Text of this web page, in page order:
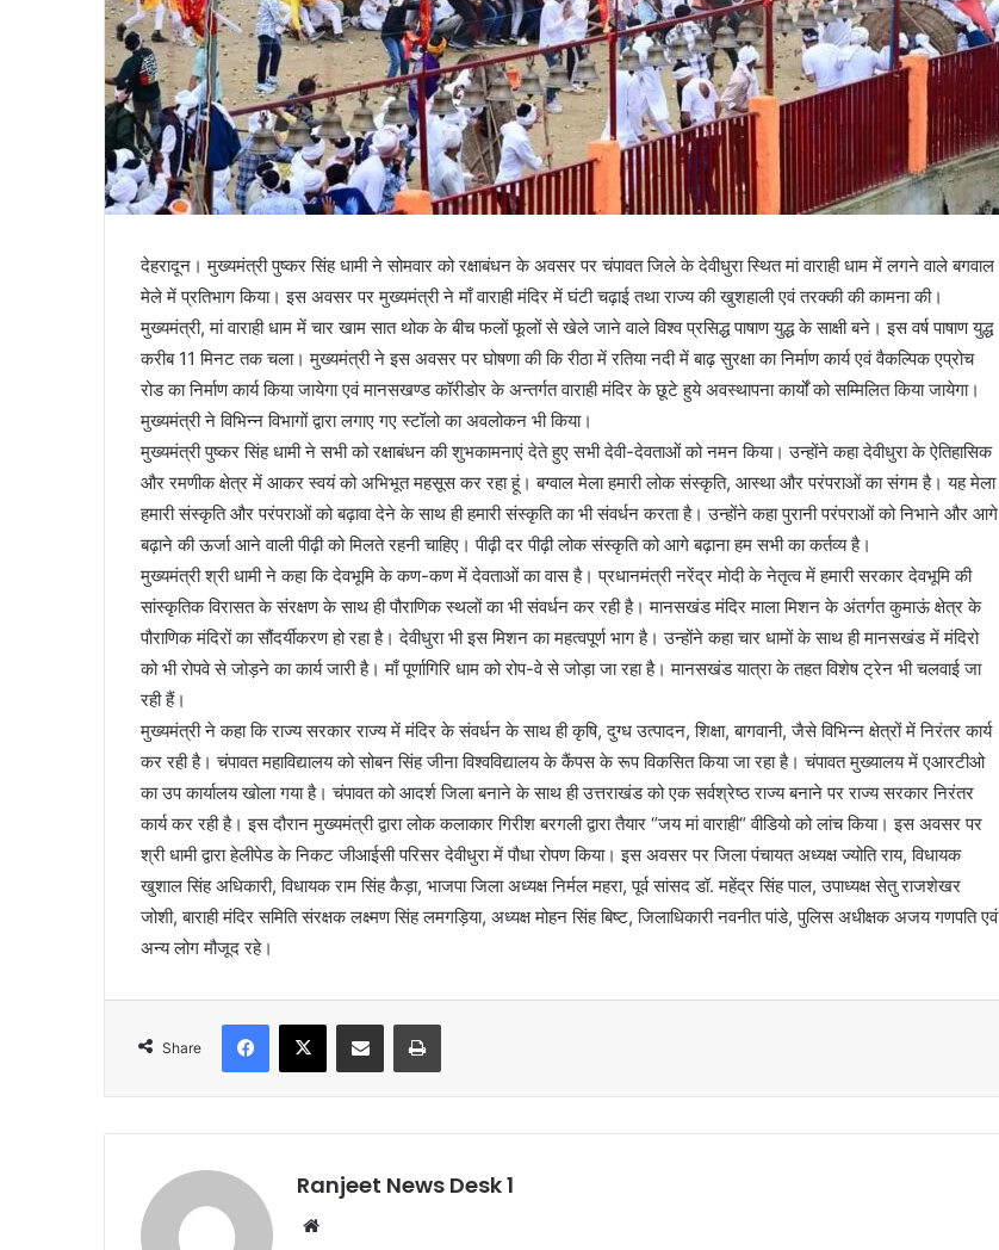
देहरादून। मुख्यमंत्री पुष्कर सिंह धामी ने सोमवार को रक्षाबंधन के अवसर पर चंपावत जिले के देवीधुरा स्थित मां वाराही धाम में लगने वाले बगवाल
मेले में प्रतिभाग किया। इस अवसर पर मुख्यमंत्री ने माँ वाराही मंदिर में घंटी चढ़ाई तथा राज्य की खुशहाली एवं तरक्की की कामना की।
मुख्यमंत्री, मां वाराही धाम में चार खाम सात थोक के बीच फलों फूलों से खेले जाने वाले विश्व प्रसिद्ध पाषाण युद्ध के साक्षी बने। इस वर्ष पाषाण युद्ध
करीब 11 मिनट तक चला। मुख्यमंत्री ने इस अवसर पर घोषणा की कि रीठा में रतिया नदी में बाढ़ सुरक्षा का निर्माण कार्य एवं वैकल्पिक एप्रोच
रोड का निर्माण कार्य किया जायेगा एवं मानसखण्ड कॉरीडोर के अन्तर्गत वाराही मंदिर के छूटे हुये अवस्थापना कार्यों को सम्मिलित किया जायेगा।
मुख्यमंत्री ने विभिन्न विभागों द्वारा लगाए गए स्टॉलो का अवलोकन भी किया।
मुख्यमंत्री पुष्कर सिंह धामी ने सभी को रक्षाबंधन की शुभकामनाएं देते हुए सभी देवी-देवताओं को नमन किया। उन्होंने कहा देवीधुरा के ऐतिहासिक
और रमणीक क्षेत्र में आकर स्वयं को अभिभूत महसूस कर रहा हूं। बग्वाल मेला हमारी लोक संस्कृति, आस्था और परंपराओं का संगम है। यह मेला
हमारी संस्कृति और परंपराओं को बढ़ावा देने के साथ ही हमारी संस्कृति का भी संवर्धन करता है। उन्होंने कहा पुरानी परंपराओं को निभाने और आगे
बढ़ाने की ऊर्जा आने वाली पीढ़ी को मिलते रहनी चाहिए। पीढ़ी दर पीढ़ी लोक संस्कृति को आगे बढ़ाना हम सभी का कर्तव्य है।
मुख्यमंत्री श्री धामी ने कहा कि देवभूमि के कण-कण में देवताओं का वास है। प्रधानमंत्री नरेंद्र मोदी के नेतृत्व में हमारी सरकार देवभूमि की
सांस्कृतिक विरासत के संरक्षण के साथ ही पौराणिक स्थलों का भी संवर्धन कर रही है। मानसखंड मंदिर माला मिशन के अंतर्गत कुमाऊं क्षेत्र के
पौराणिक मंदिरों का सौंदर्यीकरण हो रहा है। देवीधुरा भी इस मिशन का महत्वपूर्ण भाग है। उन्होंने कहा चार धामों के साथ ही मानसखंड में मंदिरो
को भी रोपवे से जोड़ने का कार्य जारी है। माँ पूर्णागिरि धाम को रोप-वे से जोड़ा जा रहा है। मानसखंड यात्रा के तहत विशेष ट्रेन भी चलवाई जा
रही हैं।
मुख्यमंत्री ने कहा कि राज्य सरकार राज्य में मंदिर के संवर्धन के साथ ही कृषि, दुग्ध उत्पादन, शिक्षा, बागवानी, जैसे विभिन्न क्षेत्रों में निरंतर कार्य
कर रही है। चंपावत महाविद्यालय को सोबन सिंह जीना विश्वविद्यालय के कैंपस के रूप विकसित किया जा रहा है। चंपावत मुख्यालय में एआरटीओ
का उप कार्यालय खोला गया है। चंपावत को आदर्श जिला बनाने के साथ ही उत्तराखंड को एक सर्वश्रेष्ठ राज्य बनाने पर राज्य सरकार निरंतर
कार्य कर रही है। इस दौरान मुख्यमंत्री द्वारा लोक कलाकार गिरीश बरगली द्वारा तैयार “जय मां वाराही“ वीडियो को लांच किया। इस अवसर पर
श्री धामी द्वारा हेलीपेड के निकट जीआईसी परिसर देवीधुरा में पौधा रोपण किया। इस अवसर पर जिला पंचायत अध्यक्ष ज्योति राय, विधायक
खुशाल सिंह अधिकारी, विधायक राम सिंह कैड़ा, भाजपा जिला अध्यक्ष निर्मल महरा, पूर्व सांसद डॉ. महेंद्र सिंह पाल, उपाध्यक्ष सेतु राजशेखर
जोशी, बाराही मंदिर समिति संरक्षक लक्ष्मण सिंह लमगड़िया, अध्यक्ष मोहन सिंह बिष्ट, जिलाधिकारी नवनीत पांडे, पुलिस अधीक्षक अजय गणपति एवं
अन्य लोग मौजूद रहे।
Share
Ranjeet News Desk 1